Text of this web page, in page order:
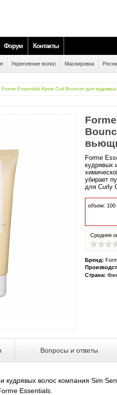
Форум Контакты
Укрепление волос Маскировка
Forme Essentials Крем Curl Bouncer для
Forme
кудрявых
убирает
для Curly
объем: 100
Средняя
Бренд:
Страна:
Вопросы и ответы
кудрявых волос компания Sim
Essentials.